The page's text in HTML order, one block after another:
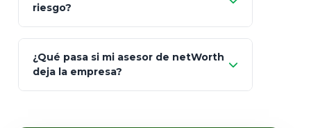
Art.
93
totalmente
libres de impuestos
riesgo?
¿Qué pasa si mi asesor de netWorth
deja la empresa?